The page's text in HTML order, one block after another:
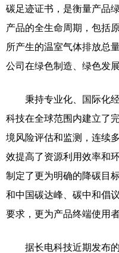
碳足迹证书，是衡量产品
产品的全生命周期，包括
所产生的温室气体排放总
公司在绿色制造、绿色发
秉持专业化、国际化经
科技在全球范围内建立了
境风险评估和监测，连续
效提高了资源利用效率和
制定了更为明确的降碳目
和中国碳达峰、碳中和倡
要求，更为产品终端使用
据长电科技近期发布的